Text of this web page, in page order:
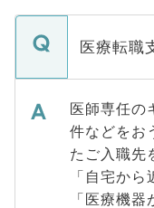
医療転職
医師専任の
件などをお
たご入職先
「自宅か
「医療機